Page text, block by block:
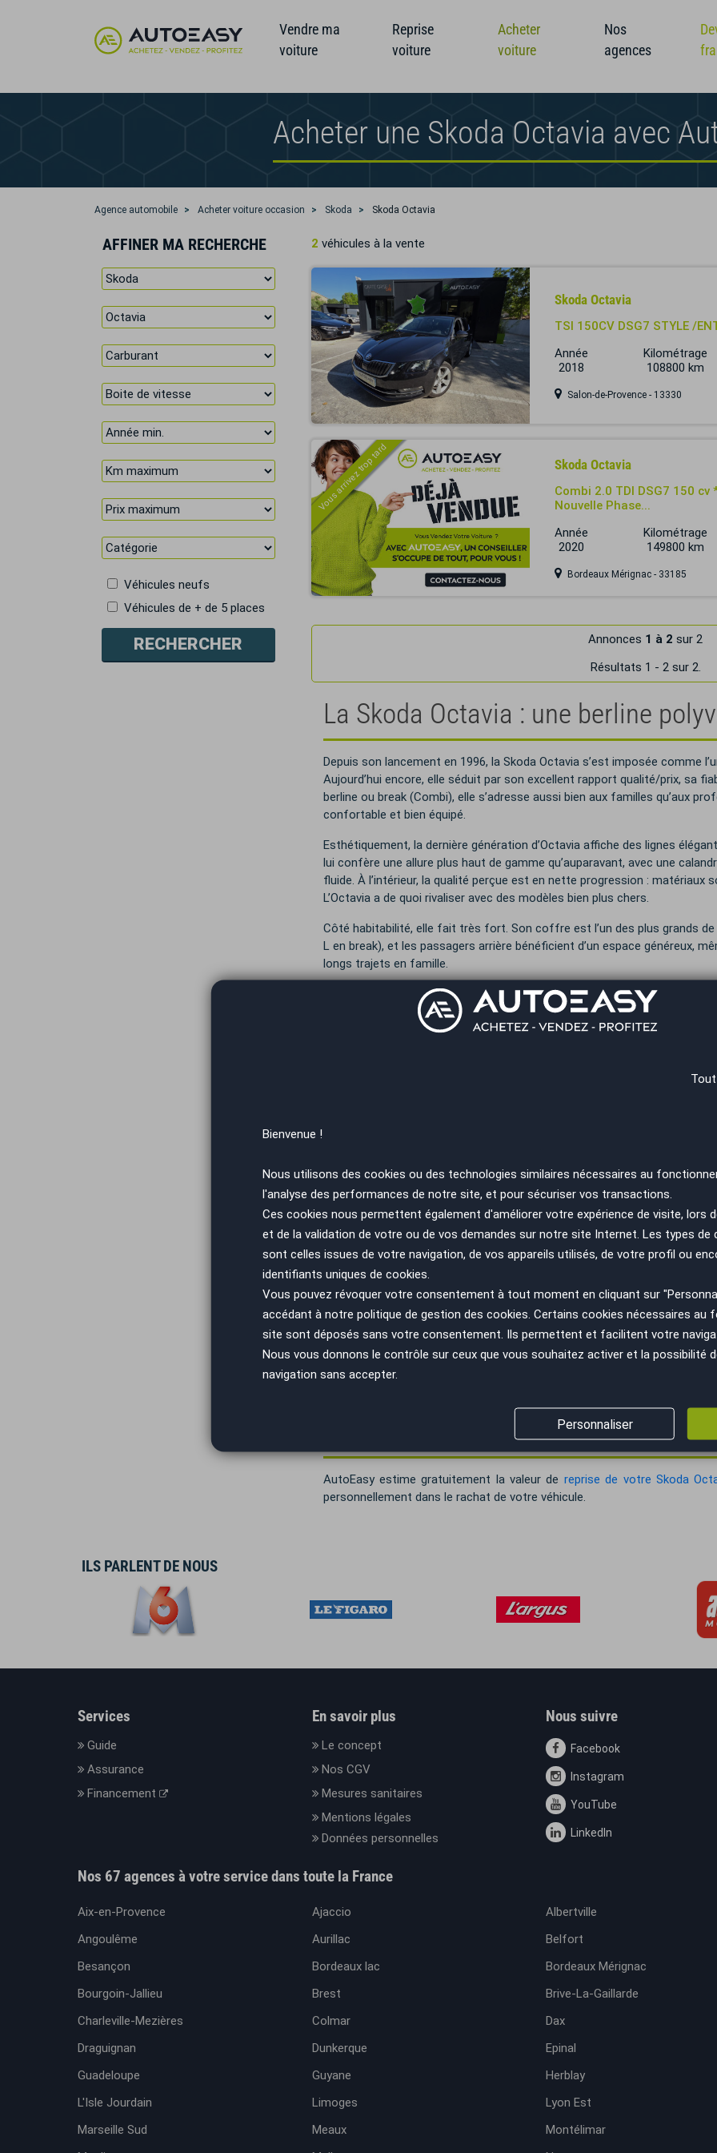
Vendre ma
voiture
Reprise
voiture
Acheter
voiture
Nos
agences
Acheter une Skoda Octavia avec
Agence automobile Acheter voiture occasion Skoda Skoda Octavia
AFFINER MA RECHERCHE
Véhicules neufs
Véhicules de + de 5 places
2 véhicules à la vente
Skoda Octavia
TSI 150CV DSG7 STYLE /
Année
2018
Kilométrage
108800 km
Salon-de-Provence - 13330
Vous arrivez trop tard Skoda Octavia
Combi 2.0 TDI DSG7 150
Nouvelle Phase...
Année
2020
Kilométrage
149800 km
Bordeaux Mérignac - 33185
Annonces 1 à 2sur 2
Résultats 1 - 2 sur 2.
La Skoda Octavia : une berline
Depuis son lancement en 1996, la Skoda Octavia s’est imposée comme
Aujourd’hui encore, elle séduit par son excellent rapport qualité/prix, sa
berline ou break (Combi), elle s’adresse aussi bien aux familles qu’aux
confortable et bien équipé.
Esthétiquement, la dernière génération d’Octavia affiche des lignes
lui confère une allure plus haut de gamme qu’auparavant, avec une
fluide. À l’intérieur, la qualité perçue est en nette progression : matériaux
L’Octavia a de quoi rivaliser avec des modèles bien plus chers.
Côté habitabilité, elle fait très fort. Son coffre est l’un des plus grands de
L en break), et les passagers arrière bénéficient d’un espace généreux,
longs trajets en famille.
Sous le capot, la Skoda Octavia propose une large gamme de
iV) et même GNV (gaz naturel). Cette diversité permet de répondre à
performances, de la sobriété ou une conduite plus écologique. La
En matière de technologie, l’Octavia n’a rien à envier aux marques
d’info-divertissement connecté, aides à la conduite avancées
Fiable, économique à l’usage et confortable, la Skoda Octavia continue
alternative intelligente pour ceux qui cherchent un véhicule complet,
Ou acheter une voiture Skoda
AutoEasy répond à toutes vos attentes pour l'achat d'une Skoda
rigoureuse de véhicules Skoda Octavia d'occasion parfaitement
Bénéficiez de remises exceptionnelles pouvant atteindre 30 % sur
de plus de 60 agences garantit un service de proximité. Des
précisément le modèle Skoda Octavia correspondant à votre profil.
jusqu'à la livraison.
Chez AutoEasy, nous prenons en charge toutes les formalités, vous
Octavia. Une expérience d'achat simplifiée et sans complications. Vivez
Comptez-vous vous séparer de
AutoEasy estime gratuitement la valeur de reprise de votre Skoda
personnellement dans le rachat de votre véhicule.
ILS PARLENT DE NOUS
Services
Guide
Assurance
Financement
En savoir plus
Le concept
Nos CGV
Mesures sanitaires
Mentions légales
Données personnelles
Nous suivre
Facebook
Instagram
YouTube
LinkedIn
Nos 67 agences à votre service dans toute la France
Aix-en-Provence Ajaccio Albertville
Angoulême
Aurillac Belfort
Besançon
Bordeaux lac Bordeaux Mérignac
Bourgoin-Jallieu
Brest Brive-La-Gaillarde
Charleville-Mezières
Colmar Dax
Draguignan
Dunkerque Epinal
Guadeloupe
Guyane Herblay
L'Isle Jourdain
Limoges Lyon Est
Marseille Sud
Meaux Montélimar
Bienvenue !
Nous utilisons des cookies ou des technologies similaires nécessaires au
l'analyse des performances de notre site, et pour sécuriser vos transactions.
Ces cookies nous permettent également d'améliorer votre expérience de visite, lors
et de la validation de votre ou de vos demandes sur notre site Internet. Les types de
sont celles issues de votre navigation, de vos appareils utilisés, de votre profil ou
identifiants uniques de cookies.
Vous pouvez révoquer votre consentement à tout moment en cliquant sur
accédant à notre politique de gestion des cookies . Certains cookies nécessaires au
site sont déposés sans votre consentement. Ils permettent et facilitent votre
Nous vous donnons le contrôle sur ceux que vous souhaitez activer et la possibilité
navigation sans accepter.
Personnaliser